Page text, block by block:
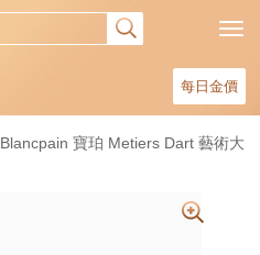
每日金價
Blancpain 寶珀 Metiers Dart 藝術大